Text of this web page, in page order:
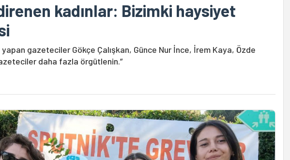
kadınlar: Bizimki haysiyet
yapan gazeteciler Gökçe Çalışkan, Günce Nur İnce, İrem Kaya, Özde
daha fazla örgütlenin.”